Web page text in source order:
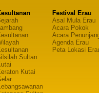
Sultan
Kutai
Festival Erau
Asal Mula Erau
Acara Pokok
Acara
Agenda Erau
Peta Lokasi